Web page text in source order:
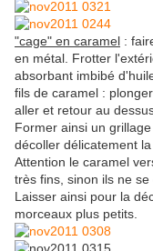
"cage" en caramel :
en métal. Frotter
absorbant imbibé
fils de caramel :
aller et retour au
Former ainsi un
décoller délicatement
Attention le caramel
très fins, sinon ils ne
Laisser ainsi pour la
morceaux plus petits.